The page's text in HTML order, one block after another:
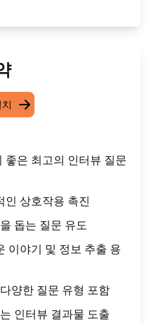
좋은 최고의 인터뷰 질문
인 상호작용 촉진
돕는 질문 유도
이야기 및 정보 추출 용
양한 질문 유형 포함
인터뷰 결과물 도출